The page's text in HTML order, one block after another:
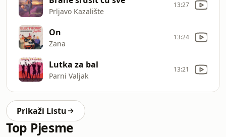
Prljavo Kazalište
13:27
On
Zana
13:24
Lutka za bal
Parni Valjak
13:21
Prikaži Listu
Top Pjesme